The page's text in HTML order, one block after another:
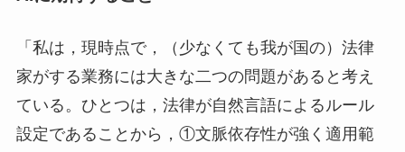
「私は，現時点で，（少なくても我が国の）法律
家がする業務には大きな二つの問題があると考え
ている。ひとつは，法律が自然言語によるルール
設定であることから，①文脈依存性が強く適用範